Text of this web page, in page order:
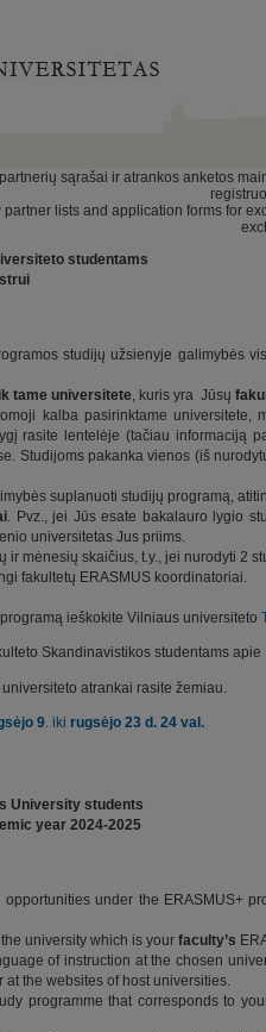
sąrašai ir atrankos anketos
lists and application forms for
studentams
studijų užsienyje galimybės
tame universitete, kuris yra Jūsų
kalba pasirinktame universitete,
rasite lentelėje (tačiau informaciją
Studijoms pakanka vienos (iš
suplanuoti studijų programą,
. Pvz., jei Jūs esate bakalauro lygio
universitetas Jus priims.
mėnesių skaičius, t.y., jei nurodyti 2
fakultetų ERASMUS koordinatoriai.
ieškokite Vilniaus universiteto
Skandinavistikos studentams apie
atrankai rasite žemiau.
9 . iki rugsėjo 23 d. 24 val.
University students
year 2024-2025
under the ERASMUS+
university which is your faculty’s
of instruction at the chosen
the websites of host universities.
programme that corresponds to